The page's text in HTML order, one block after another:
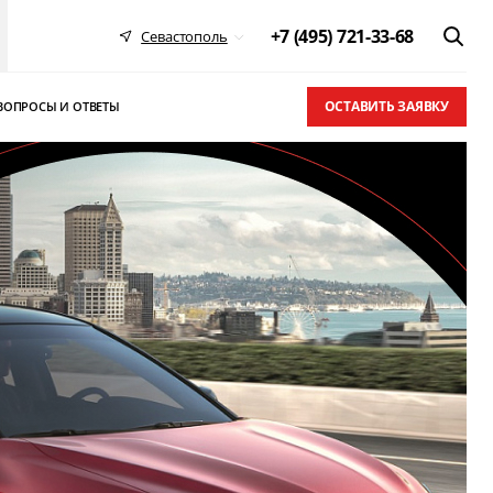
Севастополь +7 (495) 721-33-68
ТОП-10
И ОТВЕТЫ ОСТАВИТЬ ЗАЯВКУ